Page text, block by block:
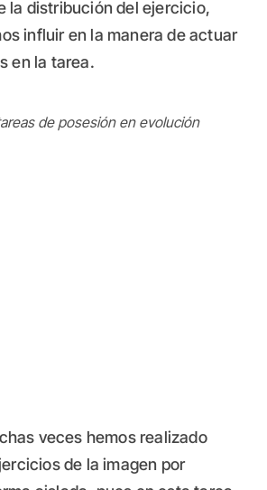
la distribución del ejercicio,
influir en la manera de actuar
en la tarea.
de posesión en evolución
veces hemos realizado
de la imagen por